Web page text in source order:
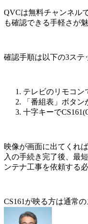
QVCは無料チャンネル
も確認できる手軽さが魅
確認手順は以下の3ステ
テレビのリモコン
「番組表」ボタ
十字キーで
映像が画面に出てくれ
入の手続き完了後、最
ンテナ工事を依頼する
CS161が映る方は通常